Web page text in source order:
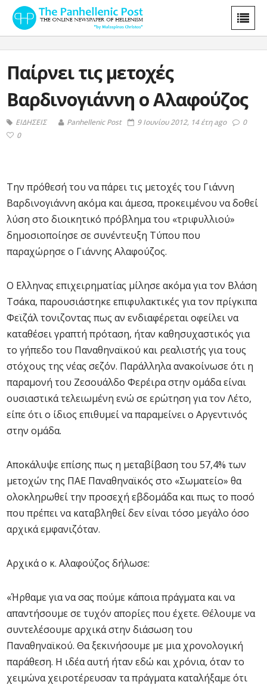
Παίρνει τις μετοχές
Βαρδινογιάννη ο Αλαφούζος
ΕΙΔΗΣΕΙΣ Panhellenic Post 9 Ιουνίου 2012, 14 έτη ago
0
0
Την πρόθεσή του να πάρει τις μετοχές του Γιάννη
Βαρδινογιάννη ακόμα και άμεσα, προκειμένου να δοθεί
λύση στο διοικητικό πρόβλημα του «τριφυλλιού»
δημοσιοποίησε σε συνέντευξη Τύπου που
παραχώρησε ο Γιάννης Αλαφούζος.
Ο Ελληνας επιχειρηματίας μίλησε ακόμα για τον Βλάση
Τσάκα, παρουσιάστηκε επιφυλακτικές για τον πρίγκιπα
Φεϊζάλ τονιζοντας πως αν ενδιαφέρεται οφείλει να
καταθέσει γραπτή πρόταση, ήταν καθησυχαστικός για
το γήπεδο του Παναθηναϊκού και ρεαλιστής για τους
στόχους της νέας σεζόν. Παράλληλα ανακοίνωσε ότι η
παραμονή του Ζεσουάλδο Φερέιρα στην ομάδα είναι
ουσιαστικά τελειωμένη ενώ σε ερώτηση για τον Λέτο,
είπε ότι ο ίδιος επιθυμεί να παραμείνει ο Αργεντινός
στην ομάδα.
Αποκάλυψε επίσης πως η μεταβίβαση του 57,4% των
μετοχών της ΠΑΕ Παναθηναϊκός στο «Σωματείο» θα
ολοκληρωθεί την προσεχή εβδομάδα και πως το ποσό
που πρέπει να καταβληθεί δεν είναι τόσο μεγάλο όσο
αρχικά εμφανιζόταν.
Αρχικά ο κ. Αλαφούζος δήλωσε:
«Ήρθαμε για να σας πούμε κάποια πράγματα και να
απαντήσουμε σε τυχόν απορίες που έχετε. Θέλουμε να
συντελέσουμε αρχικά στην διάσωση του
Παναθηναϊκού. Θα ξεκινήσουμε με μια χρονολογική
παράθεση. Η ιδέα αυτή ήταν εδώ και χρόνια, όταν το
χειμώνα χειροτέρευσαν τα πράγματα καταλήξαμε ότι